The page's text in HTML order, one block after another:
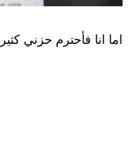
اما انا فأحترم حزني